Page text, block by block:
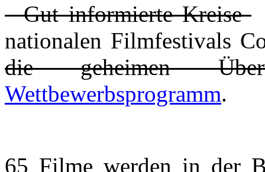
Gut informierte Kreise
nationalen Filmfestivals
die geheimen
Wettbewerbsprogramm.
65 Filme werden in der